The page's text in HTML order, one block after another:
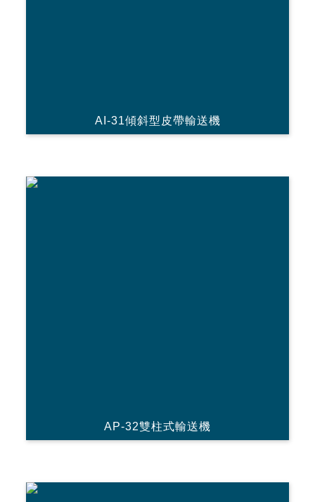
AI-31傾斜型皮帶輸送機
AP-32雙柱式輸送機